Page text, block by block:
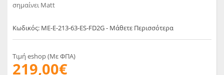
σημαίνει Matt
Κωδικός: ME-E-213-63-ES-FD2G - Μάθετε Περισσότερα
Τιμή eshop (Με ΦΠΑ)
219,00€